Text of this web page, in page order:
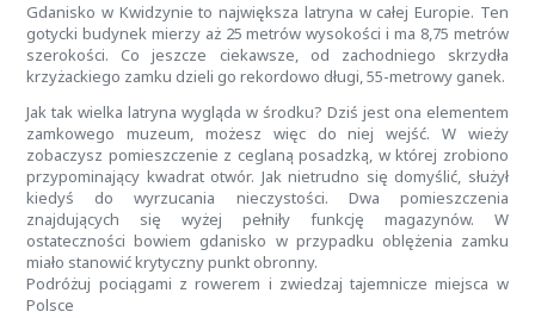
Gdanisko w Kwidzynie to największa latryna w całej Europie. Ten
gotycki budynek mierzy aż 25 metrów wysokości i ma 8,75 metrów
szerokości. Co jeszcze ciekawsze, od zachodniego skrzydła
krzyżackiego zamku dzieli go rekordowo długi, 55-metrowy ganek.
Jak tak wielka latryna wygląda w środku? Dziś jest ona elementem
zamkowego muzeum, możesz więc do niej wejść. W wieży
zobaczysz pomieszczenie z ceglaną posadzką, w której zrobiono
przypominający kwadrat otwór. Jak nietrudno się domyślić, służył
kiedyś do wyrzucania nieczystości. Dwa pomieszczenia
znajdujących się wyżej pełniły funkcję magazynów. W
ostateczności bowiem gdanisko w przypadku oblężenia zamku
miało stanowić krytyczny punkt obronny.
Podróżuj pociągami z rowerem i zwiedzaj tajemnicze miejsca w
Polsce